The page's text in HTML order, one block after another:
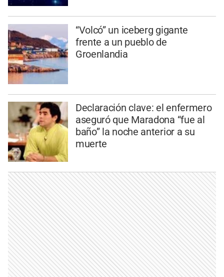
“Volcó” un iceberg gigante
frente a un pueblo de
Groenlandia
Declaración clave: el enfermero
aseguró que Maradona “fue al
baño” la noche anterior a su
muerte